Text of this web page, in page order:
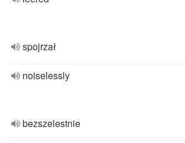
spojrzał
noiselessly
bezszelestnie